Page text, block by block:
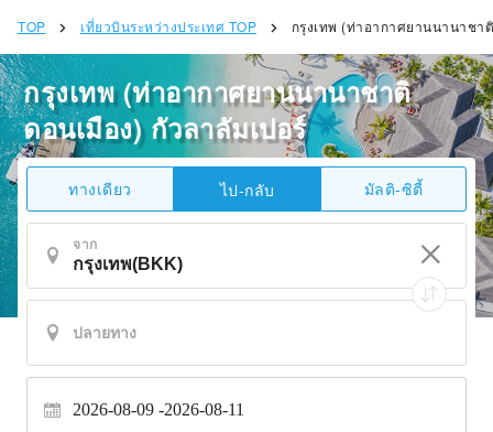
TOP เที่ยวบินระหว่างประเทศ TOP กรุงเทพ (ท่าอากาศยานนานาชา
กรุงเทพ (ท่าอากาศยานนานาชาติ
ดอนเมือง) กัวลาลัมเปอร์
ทางเดียว ไป-กลับ มัลติ-ซิตี้
จาก
2026-08-09 2026-08-11